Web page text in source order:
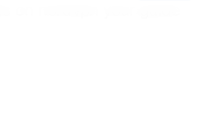
on nordvpn your guide